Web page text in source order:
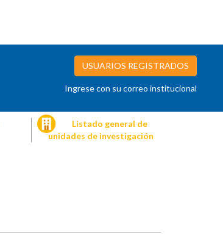
USUARIOS REGISTRADOS
Ingrese con su correo institucional
Listado general de
unidades de investigación